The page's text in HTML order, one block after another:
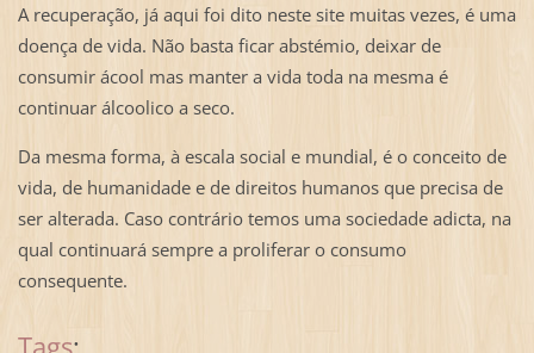
A recuperação, já aqui foi dito neste site muitas vezes, é uma
doença de vida. Não basta ficar abstémio, deixar de
consumir ácool mas manter a vida toda na mesma é
continuar álcoolico a seco.
Da mesma forma, à escala social e mundial, é o conceito de
vida, de humanidade e de direitos humanos que precisa de
ser alterada. Caso contrário temos uma sociedade adicta, na
qual continuará sempre a proliferar o consumo
consequente.